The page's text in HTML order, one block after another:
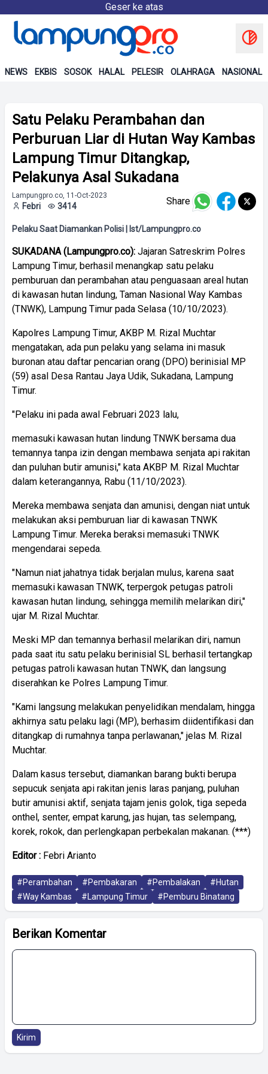
Geser ke atas
NEWS EKBIS SOSOK HALAL PELESIR OLAHRAGA NASIONAL
Satu Pelaku Perambahan dan
Perburuan Liar di Hutan Way Kambas
Lampung Timur Ditangkap,
Pelakunya Asal Sukadana
Lampungpro.co, 11-Oct-2023
Febri 3414 Share
Pelaku Saat Diamankan Polisi | Ist/Lampungpro.co
SUKADANA (Lampungpro.co): Jajaran Satreskrim Polres
Lampung Timur, berhasil menangkap satu pelaku
pemburuan dan perambahan atau penguasaan areal hutan
di kawasan hutan lindung, Taman Nasional Way Kambas
(TNWK), Lampung Timur pada Selasa (10/10/2023).
Kapolres Lampung Timur, AKBP M. Rizal Muchtar
mengatakan, ada pun pelaku yang selama ini masuk
buronan atau daftar pencarian orang (DPO) berinisial MP
(59) asal Desa Rantau Jaya Udik, Sukadana, Lampung
Timur.
"Pelaku ini pada awal Februari 2023 lalu,
memasuki kawasan hutan lindung TNWK bersama dua
temannya tanpa izin dengan membawa senjata api rakitan
dan puluhan butir amunisi," kata AKBP M. Rizal Muchtar
dalam keterangannya, Rabu (11/10/2023).
Mereka membawa senjata dan amunisi, dengan niat untuk
melakukan aksi pemburuan liar di kawasan TNWK
Lampung Timur. Mereka beraksi memasuki TNWK
mengendarai sepeda.
"Namun niat jahatnya tidak berjalan mulus, karena saat
memasuki kawasan TNWK, terpergok petugas patroli
kawasan hutan lindung, sehingga memilih melarikan diri,"
ujar M. Rizal Muchtar.
Meski MP dan temannya berhasil melarikan diri, namun
pada saat itu satu pelaku berinisial SL berhasil tertangkap
petugas patroli kawasan hutan TNWK, dan langsung
diserahkan ke Polres Lampung Timur.
"Kami langsung melakukan penyelidikan mendalam, hingga
akhirnya satu pelaku lagi (MP), berhasim diidentifikasi dan
ditangkap di rumahnya tanpa perlawanan," jelas M. Rizal
Muchtar.
Dalam kasus tersebut, diamankan barang bukti berupa
sepucuk senjata api rakitan jenis laras panjang, puluhan
butir amunisi aktif, senjata tajam jenis golok, tiga sepeda
onthel, senter, empat karung, jas hujan, tas selempang,
korek, rokok, dan perlengkapan perbekalan makanan. (***)
Editor : Febri Arianto
#Perambahan #Pembakaran #Pembalakan
#Hutan
#Way Kambas
#Lampung Timur #Pemburu Binatang
Berikan Komentar
Kirim